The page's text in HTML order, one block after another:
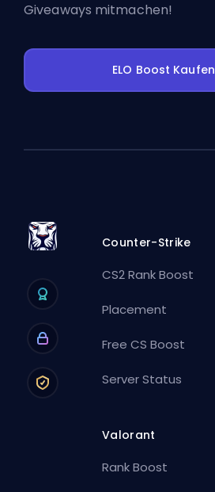
Giveaways mitmachen!
ELO Boost Kaufen
Counter-Strike
CS2 Rank Boost
Placement
Free CS Boost
Server Status
Valorant
Rank Boost